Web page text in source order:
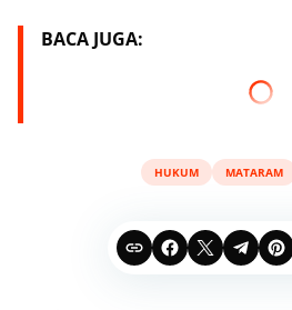
BACA JUGA:
HUKUM MATARAM